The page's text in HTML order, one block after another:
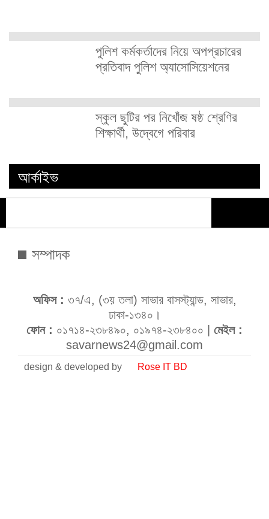
পুলিশ কর্মকর্তাদের নিয়ে অপপ্রচারের
প্রতিবাদ পুলিশ অ্যাসোসিয়েশনের
স্কুল ছুটির পর নিখোঁজ ষষ্ঠ শ্রেণির
শিক্ষার্থী, উদ্বেগে পরিবার
আর্কাইভ
সম্পাদক
অফিস : ৩৭/এ, (৩য় তলা) সাভার বাসস্ট্যান্ড, সাভার,
ঢাকা-১৩৪০।
ফোন : ০১৭১৪-২৩৮৪৯০, ০১৯৭৪-২৩৮৪০০ | মেইল :
savarnews24@gmail.com
design & developed by Rose IT BD